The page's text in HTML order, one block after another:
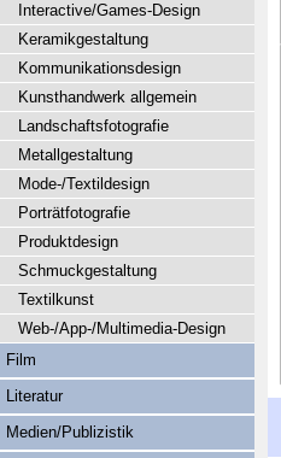
Interactive/Games-Design
Keramikgestaltung
Kommunikationsdesign
Kunsthandwerk allgemein
Landschaftsfotografie
Metallgestaltung
Mode-/Textildesign
Porträtfotografie
Produktdesign
Schmuckgestaltung
Textilkunst
Web-/App-/Multimedia-Design
Film
Literatur
Medien/Publizistik